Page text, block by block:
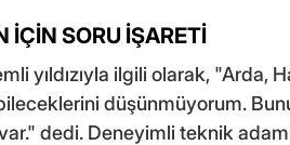
İÇİN SORU İŞARETİ
yıldızıyla ilgili olarak, "Arda,
düşünmüyorum.
dedi. Deneyimli teknik